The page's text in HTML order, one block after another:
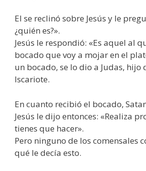
El se reclinó sobre Jesús y le
¿quién es?».
Jesús le respondió: «Es aquel al
bocado que voy a mojar en el
un bocado, se lo dio a Judas, hijo
Iscariote.
En cuanto recibió el bocado,
Jesús le dijo entonces: «Realiza
tienes que hacer».
Pero ninguno de los comensales
qué le decía esto.